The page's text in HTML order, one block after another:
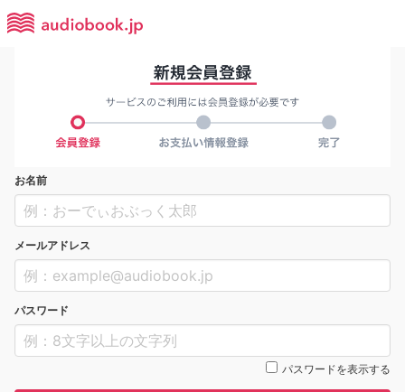
お名前
メールアドレス
パスワード
パスワードを表示する